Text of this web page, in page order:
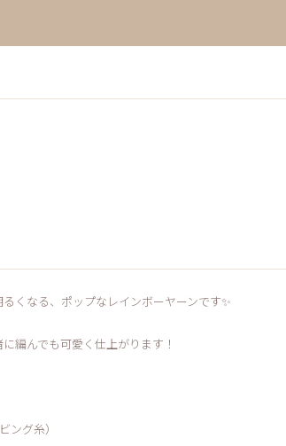
くなる、ポップなレインボーヤーンです✨
編んでも可愛く仕上がります！
ング糸）